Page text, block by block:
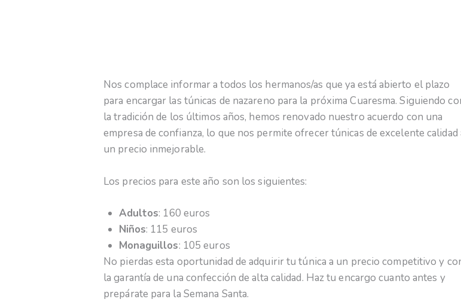
Nos complace informar a todos los hermanos/as que ya está abierto el plazo
para encargar las túnicas de nazareno para la próxima Cuaresma. Siguiendo
la tradición de los últimos años, hemos renovado nuestro acuerdo con una
empresa de confianza, lo que nos permite ofrecer túnicas de excelente calidad
un precio inmejorable.
Los precios para este año son los siguientes:
Adultos: 160 euros
Niños: 115 euros
Monaguillos: 105 euros
No pierdas esta oportunidad de adquirir tu túnica a un precio competitivo y
la garantía de una confección de alta calidad. Haz tu encargo cuanto antes y
prepárate para la Semana Santa.